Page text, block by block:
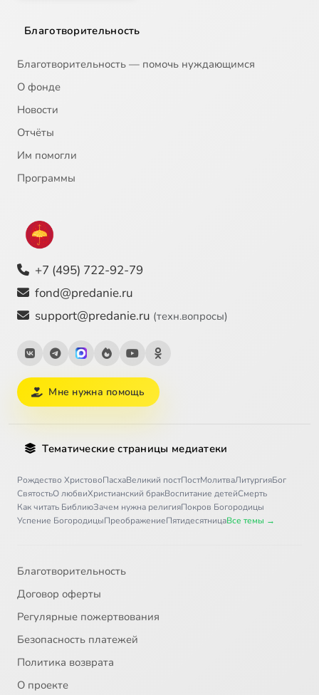
Благотворительность
Благотворительность — помочь нуждающимся
О фонде
Новости
Отчёты
Им помогли
Программы
+7 (495) 722-92-79
fond@predanie.ru
support@predanie.ru (техн.вопросы)
Мне нужна помощь
Тематические страницы медиатеки
Рождество ХристовоПасхаВеликий постПостМолитваЛитургияБог
СвятостьО любвиХристианский бракВоспитание детейСмерть
Как читать БиблиюЗачем нужна религияПокров Богородицы
Успение БогородицыПреображениеПятидесятницаВсе темы →
Благотворительность
Договор оферты
Регулярные пожертвования
Безопасность платежей
Политика возврата
О проекте